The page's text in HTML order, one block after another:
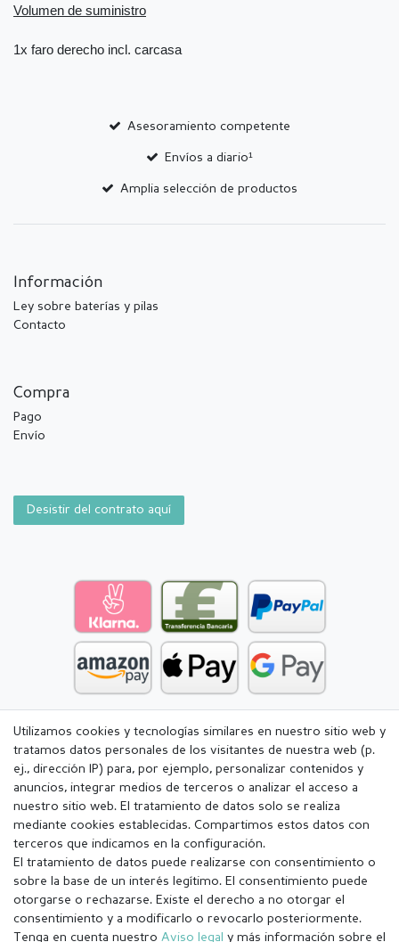
Volumen de suministro
1x faro derecho incl. carcasa
Asesoramiento competente
Envíos a diario¹
Amplia selección de productos
Información
Ley sobre baterías y pilas
Contacto
Compra
Pago
Envío
Desistir del contrato aquí
Utilizamos cookies y tecnologías similares en nuestro sitio web y
tratamos datos personales de los visitantes de nuestra web (p.
ej., dirección IP) para, por ejemplo, personalizar contenidos y
anuncios, integrar medios de terceros o analizar el acceso a
nuestro sitio web. El tratamiento de datos solo se realiza
mediante cookies establecidas. Compartimos estos datos con
terceros que indicamos en la configuración.
El tratamiento de datos puede realizarse con consentimiento o
sobre la base de un interés legítimo. El consentimiento puede
otorgarse o rechazarse. Existe el derecho a no otorgar el
consentimiento y a modificarlo o revocarlo posteriormente.
Tenga en cuenta nuestro Aviso legal y más información sobre el